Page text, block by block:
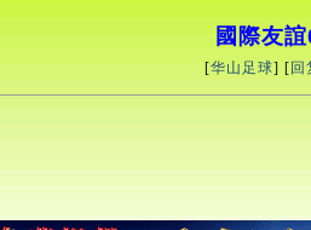
國際友
[华山足球] [ 回